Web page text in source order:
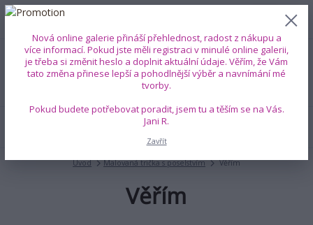
Menu
+420 739 353 708 0 ks
0 Kč
Úvod Malovaná trička s poselstvím Věřím
Věřím
Nová online galerie přináší přehlednost, radost z nákupu a
více informací. Pokud jste měli registraci v minulé online galerii,
je třeba si změnit heslo a doplnit aktuální údaje. Věřím, že Vám
tato změna přinese lepší a pohodlnější výběr a navnímání mé
tvorby.
Pokud budete potřebovat poradit, jsem tu a těším se na Vás.
Jani R.
Zavřít